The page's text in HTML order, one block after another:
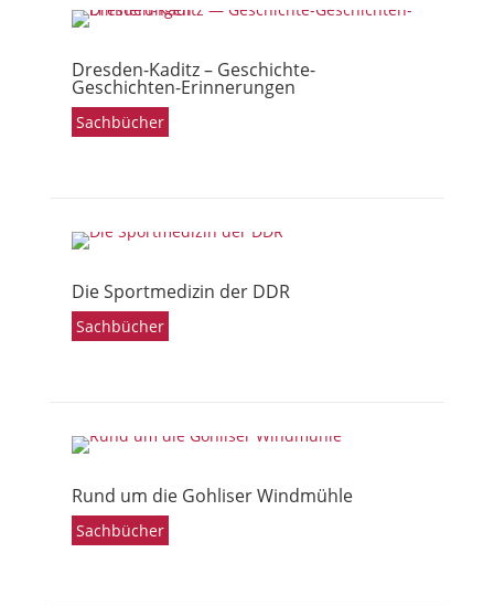
Dresden-Kaditz – Geschichte-
Geschichten-Erinnerungen
Sachbücher
Die Sportmedizin der DDR
Sachbücher
Rund um die Gohliser Windmühle
Sachbücher